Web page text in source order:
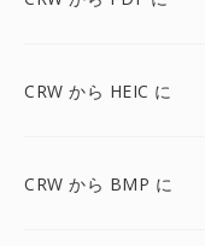
CRW から HEIC に
CRW から BMP に